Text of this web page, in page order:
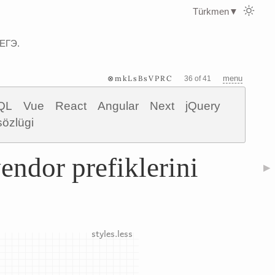
⊗mkLsBsVPRC 36 of 41 menu
Vue React Angular Next
jQuery
▶
prefiklerini
Türkmen▼